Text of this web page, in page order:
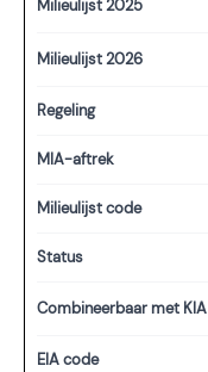
Milieulijst 2025
Milieulijst 2026
Regeling
MIA-aftrek
Milieulijst code
Status
Combineerbaar met KIA
EIA code